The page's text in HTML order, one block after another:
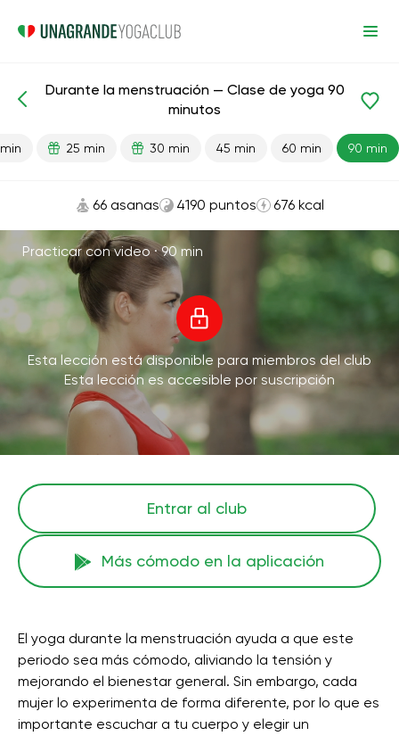
Lecciones preparadas Menstruación
Durante la menstruación — Clase de yoga 90
minutos
25 min 30 min 45 min 60 min 90 min
66 asanas 4190 puntos 676 kcal
Practicar con video ·90 min
Esta lección está disponible para miembros del club
Esta lección es accesible por suscripción
Entrar al club
Más cómodo en la aplicación
El yoga durante la menstruación ayuda a que este
periodo sea más cómodo, aliviando la tensión y
mejorando el bienestar general. Sin embargo, cada
mujer lo experimenta de forma diferente, por lo que es
importante escuchar a tu cuerpo y elegir un